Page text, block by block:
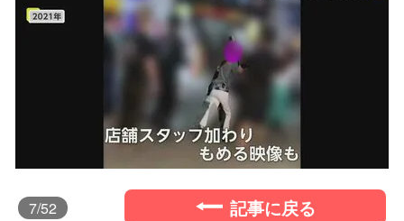
7/52 記事に戻る